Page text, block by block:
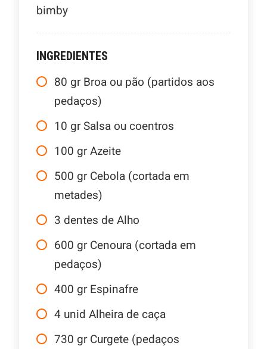
bimby
INGREDIENTES
80 gr Broa ou pão (partidos aos
pedaços)
10 grSalsa ou coentros
100 grAzeite
500 gr Cebola (cortada em
metades)
3 dentes de Alho
600 gr Cenoura (cortada em
pedaços)
400 gr Espinafre
4 unid Alheira de caça
730 gr Curgete (pedaços